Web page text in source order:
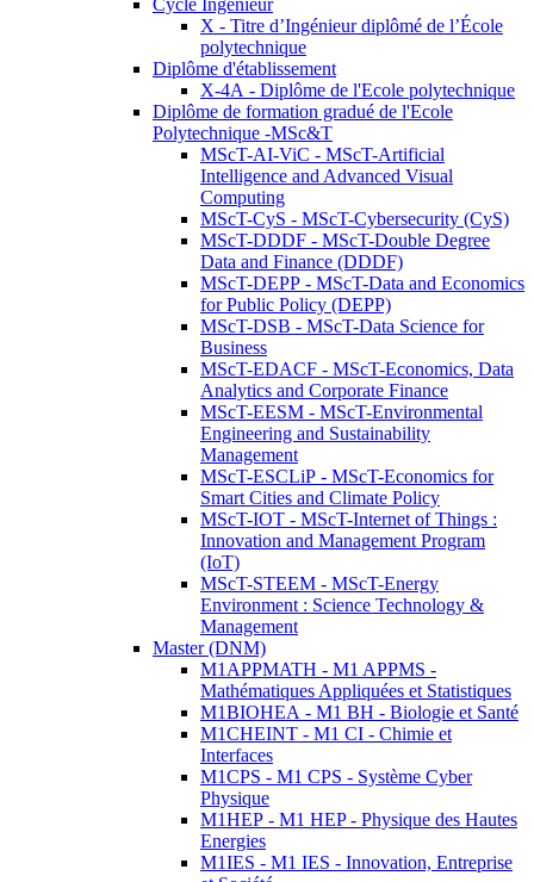
Cycle Ingénieur
X - Titre d’Ingénieur diplômé de l’École
polytechnique
Diplôme d'établissement
X-4A - Diplôme de l'Ecole polytechnique
Diplôme de formation gradué de l'Ecole
Polytechnique -MSc&T
MScT-AI-ViC - MScT-Artificial
Intelligence and Advanced Visual
Computing
MScT-CyS - MScT-Cybersecurity (CyS)
MScT-DDDF - MScT-Double Degree
Data and Finance (DDDF)
MScT-DEPP - MScT-Data and Economics
for Public Policy (DEPP)
MScT-DSB - MScT-Data Science for
Business
MScT-EDACF - MScT-Economics, Data
Analytics and Corporate Finance
MScT-EESM - MScT-Environmental
Engineering and Sustainability
Management
MScT-ESCLiP - MScT-Economics for
Smart Cities and Climate Policy
MScT-IOT - MScT-Internet of Things :
Innovation and Management Program
(IoT)
MScT-STEEM - MScT-Energy
Environment : Science Technology &
Management
Master (DNM)
M1APPMATH - M1 APPMS -
Mathématiques Appliquées et Statistiques
M1BIOHEA - M1 BH - Biologie et Santé
M1CHEINT - M1 CI - Chimie et
Interfaces
M1CPS - M1 CPS - Système Cyber
Physique
M1HEP - M1 HEP - Physique des Hautes
Energies
M1IES - M1 IES - Innovation, Entreprise